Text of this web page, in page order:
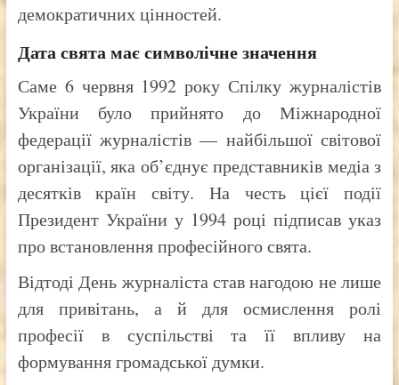
демократичних цінностей.
Дата свята має символічне значення
Саме 6 червня 1992 року Спілку журналістів
України було прийнято до Міжнародної
федерації журналістів — найбільшої світової
організації, яка об’єднує представників медіа з
десятків країн світу. На честь цієї події
Президент України у 1994 році підписав указ
про встановлення професійного свята.
Відтоді День журналіста став нагодою не лише
для привітань, а й для осмислення ролі
професії в суспільстві та її впливу на
формування громадської думки.